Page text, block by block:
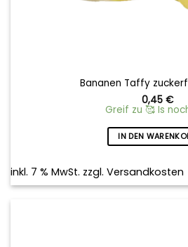
Bananen Taffy
0,45 €
Greif zu 🥰 Is
IN DEN
inkl. 7 % MwSt. zzgl. Versandkosten